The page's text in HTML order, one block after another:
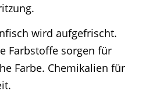
wird aufgefrischt.
Farbstoffe sorgen für
Farbe. Chemikalien für